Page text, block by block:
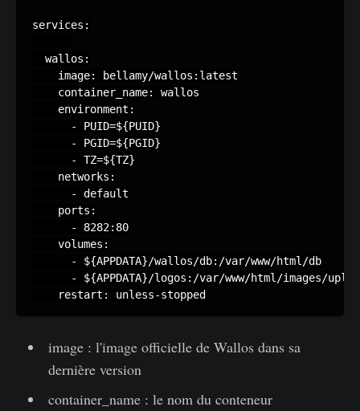
services:
  wallos:
    image: bellamy/wallos:latest
    container_name: wallos
    environment:
      - PUID=${PUID}
      - PGID=${PGID}
      - TZ=${TZ}
    networks:
      - default
    ports:
      - 8282:80
    volumes:
      - ${APPDATA}/wallos/db:/var/www/html/db
- ${APPDATA}/logos:/var/www/html/images/
    restart: unless-stopped
image : l'image officielle de Wallos dans sa
dernière version
container_name : le nom du conteneur